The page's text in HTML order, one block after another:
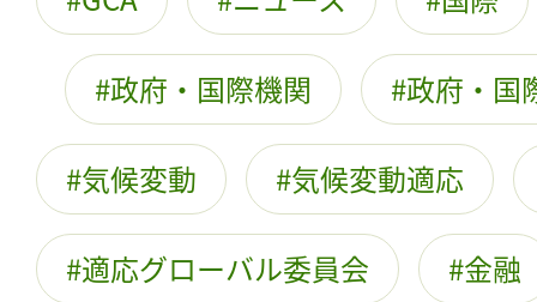
政府・国際機関 政府・国
気候変動 気候変動適応
適応グローバル委員会 金融